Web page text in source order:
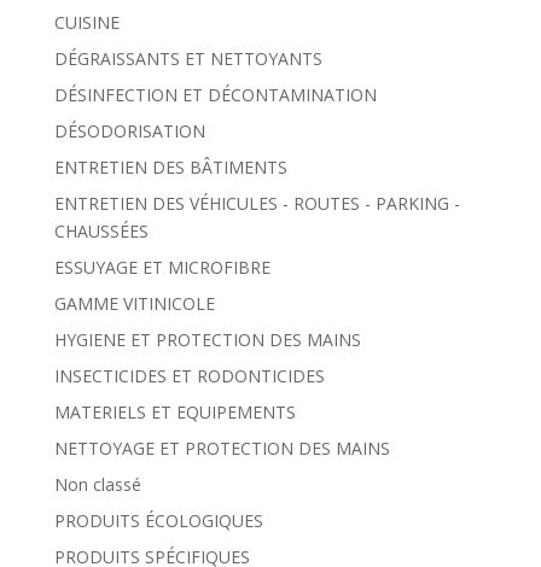
CUISINE
DÉGRAISSANTS ET NETTOYANTS
DÉSINFECTION ET DÉCONTAMINATION
DÉSODORISATION
ENTRETIEN DES BÂTIMENTS
ENTRETIEN DES VÉHICULES - ROUTES - PARKING -
CHAUSSÉES
ESSUYAGE ET MICROFIBRE
GAMME VITINICOLE
HYGIENE ET PROTECTION DES MAINS
INSECTICIDES ET RODONTICIDES
MATERIELS ET EQUIPEMENTS
NETTOYAGE ET PROTECTION DES MAINS
Non classé
PRODUITS ÉCOLOGIQUES
PRODUITS SPÉCIFIQUES